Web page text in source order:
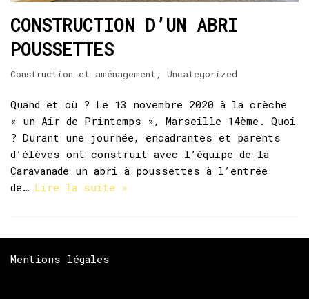
CONSTRUCTION D’UN ABRI
POUSSETTES
Construction et aménagement, Uncategorized
Quand et où ? Le 13 novembre 2020 à la crèche
« un Air de Printemps », Marseille 14ème. Quoi
? Durant une journée, encadrantes et parents
d’élèves ont construit avec l’équipe de la
Caravanade un abri à poussettes à l’entrée
de… Lire la suite »
Mentions légales